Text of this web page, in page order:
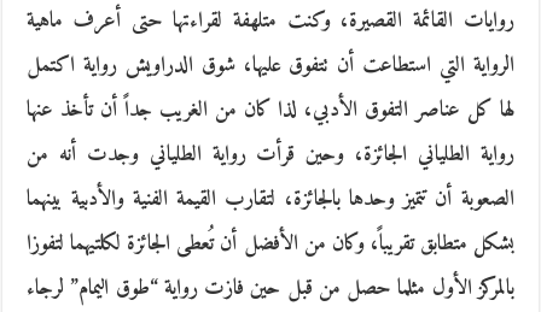
روايات القائمة القصيرة، وكنت متلهفة لقراءتها حتى أعرف ماهية
الرواية التي استطاعت أن تتفوق عليها، شوق الدراويش رواية اكتمل
لها كل عناصر التفوق الأدبي، لذا كان من الغريب جداً أن تأخذ عنها
رواية الطلياني الجائزة، وحين قرأت رواية الطلياني وجدت أنه من
الصعوبة أن تتميز وحدها بالجائزة، لتقارب القيمة الفنية والأدبية بينهما
بشكل متطابق تقريباً، وكان من الأفضل أن تُعطى الجائزة لكلتيهما لتفوزا
بالمركز الأول مثلما حصل من قبل حين فازت رواية “طوق اليمام” لرجاء